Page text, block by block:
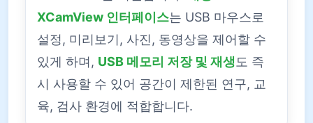
XCamView 인터페이스는 USB 마우스로
설정, 미리보기, 사진, 동영상을 제어할 수
있게 하며, USB 메모리 저장 및 재생 도 즉
시 사용할 수 있어 공간이 제한된 연구, 교
육, 검사 환경에 적합합니다.